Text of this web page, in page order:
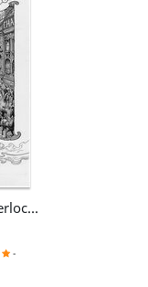
2019 - Dans la tête de Sherlock Holmes : l'Affaire du Ticket Scandaleux
-